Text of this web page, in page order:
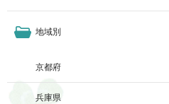
地域別
京都府
兵庫県